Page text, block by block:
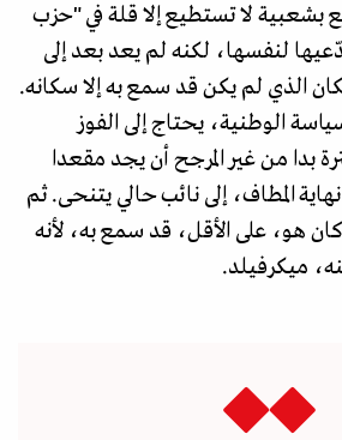
بشعبية لا تستطيع إلا قلة في "حزب
لنفسها، لكنه لم يعد بعد إلى
الذي لم يكن قد سمع به إلا سكانه.
الوطنية، يحتاج إلى الفوز
بدا من غير المرجح أن يجد مقعدا
المطاف، إلى نائب حالي يتنحى. ثم
هو، على الأقل، قد سمع به، لأنه
ميكرفيلد.